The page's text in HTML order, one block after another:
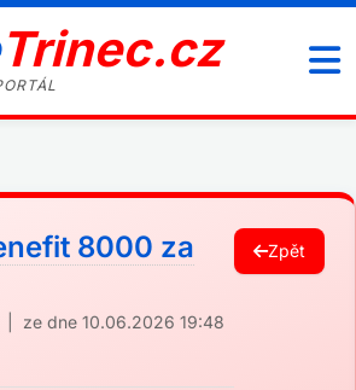
Trinec.cz
8000 za
| ze dne 10.06.2026 19:48
Zpět